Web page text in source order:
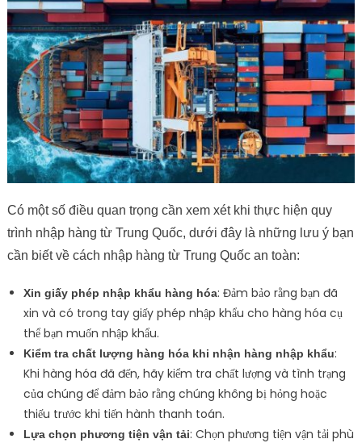
Có một số điều quan trọng cần xem xét khi thực hiện quy
trình nhập hàng từ Trung Quốc, dưới đây là những lưu ý bạn
cần biết về cách nhập hàng từ Trung Quốc an toàn:
Xin giấy phép nhập khẩu hàng hóa: Đảm bảo rằng bạn đã
xin và có trong tay giấy phép nhập khẩu cho hàng hóa cụ
thể bạn muốn nhập khẩu.
Kiểm tra chất lượng hàng hóa khi nhận hàng nhập khẩu:
Khi hàng hóa đã đến, hãy kiểm tra chất lượng và tình trạng
của chúng để đảm bảo rằng chúng không bị hỏng hoặc
thiếu trước khi tiến hành thanh toán.
Lựa chọn phương tiện vận tải: Chọn phương tiện vận tải phù